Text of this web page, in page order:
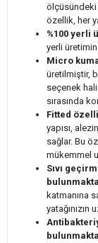
ölçüsündeki
özellik, her
%100 yerli
yerli
Micro
üretilmiştir,
seçenek
sırasında
Fitted
yapısı,
sağlar. Bu
mükemmel
Sıvı
katmanına
yatağınızın